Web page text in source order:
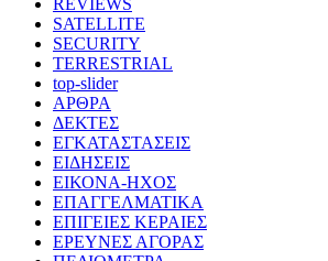
REVIEWS
SATELLITE
SECURITY
TERRESTRIAL
top-slider
ΑΡΘΡΑ
ΔΕΚΤΕΣ
ΕΓΚΑΤΑΣΤΑΣΕΙΣ
ΕΙΔΗΣΕΙΣ
ΕΙΚΟΝΑ-ΗΧΟΣ
ΕΠΑΓΓΕΛΜΑΤΙΚΑ
ΕΠΙΓΕΙΕΣ ΚΕΡΑΙΕΣ
ΕΡΕΥΝΕΣ ΑΓΟΡΑΣ